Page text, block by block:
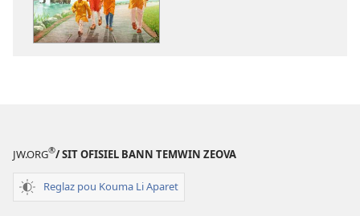
JW.ORG®/ SIT OFISIEL BANN TEMWIN ZEOVA
Reglaz pou Kouma Li Aparet